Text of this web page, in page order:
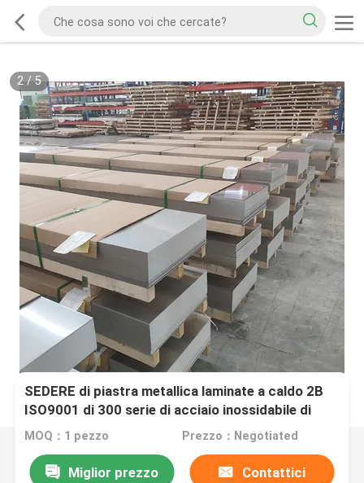
2/5
SEDERE di piastra metallica laminate a caldo 2B
ISO9001 di 300 serie di acciaio inossidabile di
0.4mm le 2D
MOQ：1 pezzo Prezzo：Negotiated
Miglior prezzo Contattici